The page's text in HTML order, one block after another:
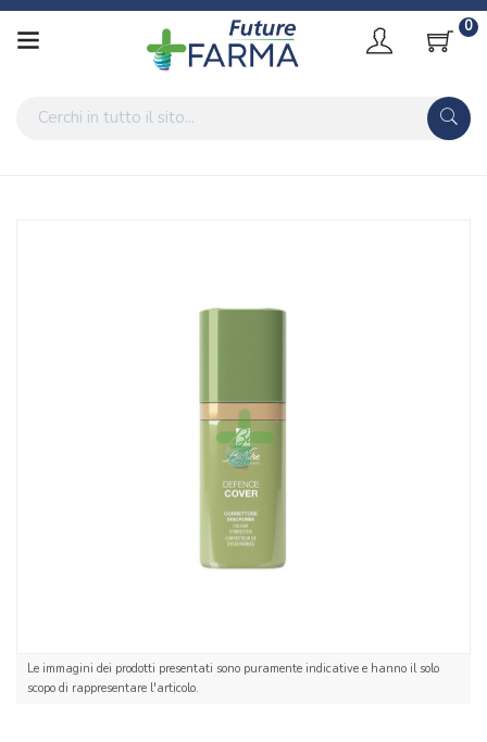
0
Le immagini dei prodotti presentati sono puramente indicative e hanno il solo
scopo di rappresentare l'articolo.